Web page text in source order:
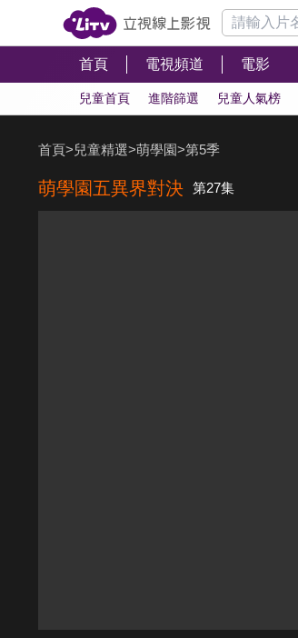
首頁 電視頻道 電影
兒童首頁 進階篩選 兒童人氣榜
首頁>兒童精選>萌學園>第5季
萌學園五異界對決 第27集